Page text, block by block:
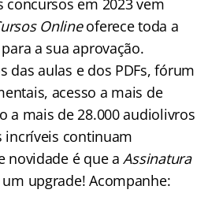
concursos em 2023 vem
Onlineoferece toda a
a sua aprovação.
das aulas e dos PDFs, fórum
acesso a mais de
a mais de 28.000 audiolivros
incríveis continuam
novidade é que aAssinatura
upgrade! Acompanhe: